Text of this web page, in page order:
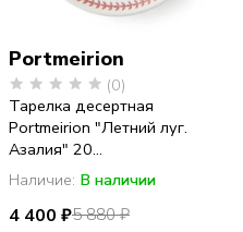
Portmeirion
(0)
Тарелка десертная
Portmeirion "Летний луг.
Азалия" 20...
Наличие: В наличии
5 880 ₽
4 400 ₽